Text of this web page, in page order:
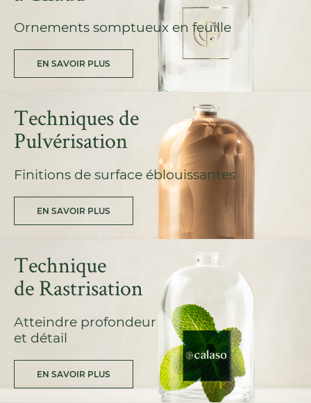
Ornements somptueux en feuille
EN SAVOIR PLUS
Techniques de
Pulvérisation
Finitions de surface éblouissantes
EN SAVOIR PLUS
Technique
de Rastrisation
Atteindre profondeur
et détail
EN SAVOIR PLUS